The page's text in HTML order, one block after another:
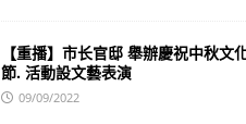
【重播】市长官邸 舉辦慶祝中秋文
節. 活動設文藝表演
09/09/2022